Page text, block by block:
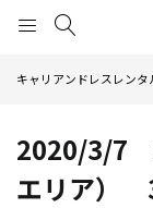
キャリアンドレスレンタ
2020/3/7
エリア）